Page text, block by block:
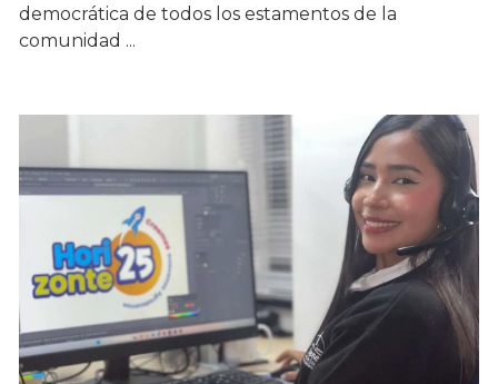
democrática de todos los estamentos de la
comunidad ...